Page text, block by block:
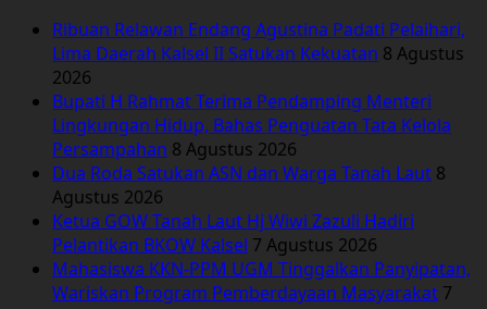
Pengedar
Sabu
Batibati
Ribuan Relawan Endang Agustina Padati Pelaihari,
Lima Daerah Kalsel II Satukan Kekuatan 8 Agustus
2026
Bupati H Rahmat Terima Pendamping Menteri
Lingkungan Hidup, Bahas Penguatan Tata Kelola
Persampahan 8 Agustus 2026
Dua Roda Satukan ASN dan Warga Tanah Laut 8
Agustus 2026
Ketua GOW Tanah Laut Hj Wiwi Zazuli Hadiri
Pelantikan BKOW Kalsel 7 Agustus 2026
Mahasiswa KKN-PPM UGM Tinggalkan Panyipatan,
Wariskan Program Pemberdayaan Masyarakat 7